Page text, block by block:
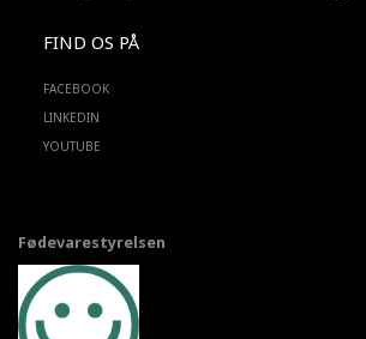
FIND OS PÅ
FACEBOOK
LINKEDIN
YOUTUBE
Fødevarestyrelsen